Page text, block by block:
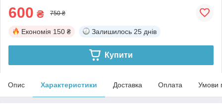
600 ₴ 750 ₴
Економія 150 ₴ Залишилось 25 днів
Купити
Опис Характеристики Доставка Оплата Умови